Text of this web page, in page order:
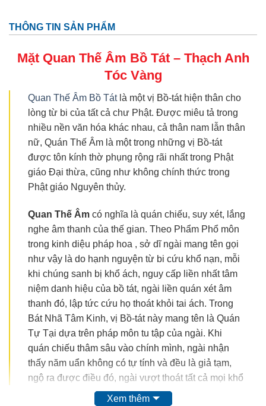
THÔNG TIN SẢN PHẨM
Mặt Quan Thế Âm Bồ Tát – Thạch Anh
Tóc Vàng
Quan Thế Âm Bồ Tátlà một vị Bồ-tát hiện thân cho
lòng từ bi của tất cả chư Phật. Được miêu tả trong
nhiều nền văn hóa khác nhau, cả thân nam lẫn thân
nữ, Quán Thế Âm là một trong những vị Bồ-tát
được tôn kính thờ phụng rộng rãi nhất trong Phật
giáo Đại thừa, cũng như không chính thức trong
Phật giáo Nguyên thủy.
Quan Thế Âm có nghĩa là quán chiếu, suy xét, lắng
nghe âm thanh của thế gian. Theo Phẩm Phổ môn
trong kinh diệu pháp hoa , sở dĩ ngài mang tên gọi
như vậy là do hạnh nguyện từ bi cứu khổ nạn, mỗi
khi chúng sanh bị khổ ách, nguy cấp liền nhất tâm
niệm danh hiệu của bồ tát, ngài liền quán xét âm
thanh đó, lập tức cứu họ thoát khỏi tai ách. Trong
Bát Nhã Tâm Kinh, vị Bồ-tát này mang tên là Quán
Tự Tại dựa trên pháp môn tu tập của ngài. Khi
quán chiếu thâm sâu vào chính mình, ngài nhận
thấy năm uẩn không có tự tính và đều là giả tạm,
ngộ ra được điều đó, ngài vượt thoát tất cả mọi khổ
Xem thêm